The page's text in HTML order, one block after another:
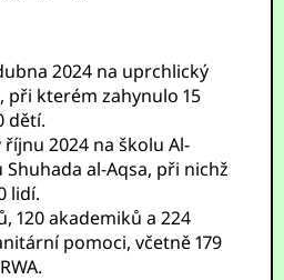
2024 na uprchlický
při kterém zahynulo 15
dětí.
2024 na školu Al-
Shuhada al-Aqsa, při nichž
lidí.
120 akademiků a 224
pomoci, včetně 179